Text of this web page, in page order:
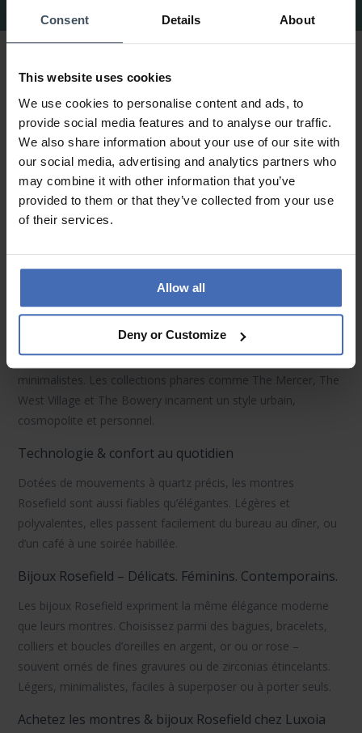
Consent Details About
This website uses cookies
We use cookies to personalise content and ads, to
provide social media features and to analyse our traffic.
We also share information about your use of our site with
our social media, advertising and analytics partners who
may combine it with other information that you’ve
provided to them or that they’ve collected from your use
of their services.
Allow all
Deny or Customize
Bracelets de montres Rosefield
Montres & Bijoux Rosefield – Élégance
moderne inspirée par Amsterdam & New
York
Minimalisme urbain avec du caractère
Lesmontres Rosefieldfusionnent le design minimaliste
d’Amsterdam avec l’audace mode de New York. Leurs
bracelets fins en acier inoxydable ou en cuir véritable
argent, or ou tons pastel subtils – chaque modèle reflète une
Cadrans raffinés & collections emblématiques
montre Rosefieldse distingue par ses détails de
cadran – nacre scintillante, finition soleil ou index
minimalistes. Les collections phares comme The Mercer, The
West Village et The Bowery incarnent un style urbain,
cosmopolite et personnel.
Technologie & confort au quotidien
Dotées de mouvements à quartz précis, les montres
Rosefield sont aussi fiables qu’élégantes. Légères et
polyvalentes, elles passent facilement du bureau au dîner, ou
d’un café à une soirée habillée.
Bijoux Rosefield – Délicats. Féminins. Contemporains.
Les bijoux Rosefield expriment la même élégance moderne
que leurs montres. Choisissez parmi des bagues, bracelets,
colliers et boucles d’oreilles en argent, or ou or rose –
souvent ornés de fines gravures ou de zirconias étincelants.
Légers, minimalistes, faciles à superposer ou à porter seuls.
Achetez les montres & bijoux Rosefield chez Luxoia